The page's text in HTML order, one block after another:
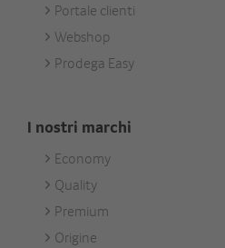
Portale clienti
Webshop
Prodega Easy
I nostri marchi
Footer
Unsere
Marken
Economy
Quality
Premium
Origine